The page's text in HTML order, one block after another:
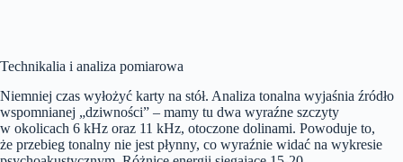
Technikalia i analiza pomiarowa
Niemniej czas wyłożyć karty na stół. Analiza tonalna wyjaśnia źródło
wspomnianej „dziwności” – mamy tu dwa wyraźne szczyty
w okolicach 6 kHz oraz 11 kHz, otoczone dolinami. Powoduje to,
że przebieg tonalny nie jest płynny, co wyraźnie widać na wykresie